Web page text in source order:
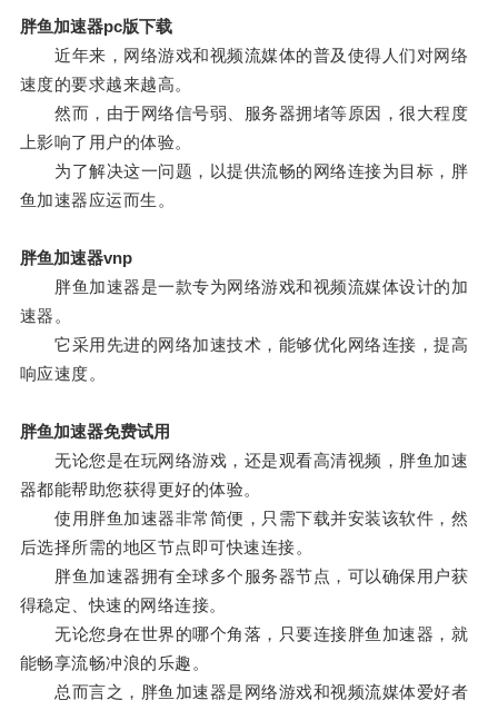
胖鱼加速器pc版下载
近年来，网络游戏和视频流媒体的普及使得人们对网络
速度的要求越来越高。
然而，由于网络信号弱、服务器拥堵等原因，很大程度
上影响了用户的体验。
为了解决这一问题，以提供流畅的网络连接为目标，胖
鱼加速器应运而生。
胖鱼加速器vnp
胖鱼加速器是一款专为网络游戏和视频流媒体设计的加
速器。
它采用先进的网络加速技术，能够优化网络连接，提高
响应速度。
胖鱼加速器免费试用
无论您是在玩网络游戏，还是观看高清视频，胖鱼加速
器都能帮助您获得更好的体验。
使用胖鱼加速器非常简便，只需下载并安装该软件，然
后选择所需的地区节点即可快速连接。
胖鱼加速器拥有全球多个服务器节点，可以确保用户获
得稳定、快速的网络连接。
无论您身在世界的哪个角落，只要连接胖鱼加速器，就
能畅享流畅冲浪的乐趣。
总而言之，胖鱼加速器是网络游戏和视频流媒体爱好者